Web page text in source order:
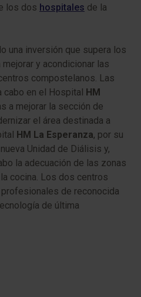
los dos hospitales de la
una inversión que supera los
y acondicionar las
compostelanos. Las
cabo en el Hospital
HM
a mejorar la sección de
el área destinada a
HM La Esperanza, por su
Unidad de Diálisis y,
la adecuación de las zonas
cocina. Los dos centros
de reconocida
de última